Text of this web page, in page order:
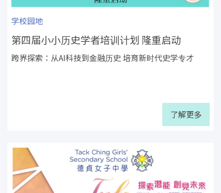
学校园地
第四届小小历史学者培训计划 隆重启动
跨界探索：从AI科技到金融历史 培育新时代史学专才
了解更多